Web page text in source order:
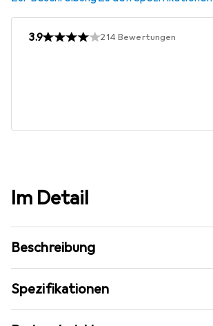
3.9 214 Bewertungen
Im Detail
Beschreibung
Spezifikationen